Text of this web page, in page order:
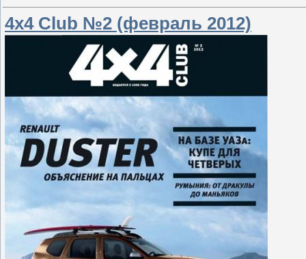
4x4 Club №2 (февраль 2012)